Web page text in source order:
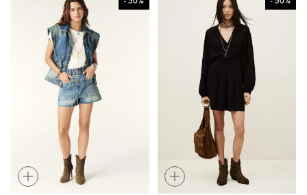
+
+